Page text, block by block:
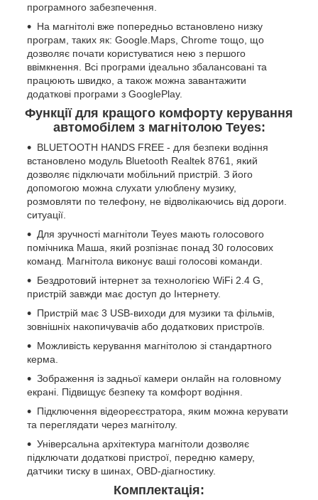
програмного забезпечення.
На магнітолі вже попередньо встановлено низку
програм, таких як: Google.Maps, Chrome тощо, що
дозволяє почати користуватися нею з першого
ввімкнення. Всі програми ідеально збалансовані та
працюють швидко, а також можна завантажити
додаткові програми з GooglePlay.
Функції для кращого комфорту керування
автомобілем з магнітолою Teyes:
BLUETOOTH HANDS FREE - для безпеки водіння
встановлено модуль Bluetooth Realtek 8761, який
дозволяє підключати мобільний пристрій. З його
допомогою можна слухати улюблену музику,
розмовляти по телефону, не відволікаючись від дороги.
ситуації.
Для зручності магнітоли Teyes мають голосового
помічника Маша, який розпізнає понад 30 голосових
команд. Магнітола виконує ваші голосові команди.
Бездротовий інтернет за технологією WiFi 2.4 G,
пристрій завжди має доступ до Інтернету.
Пристрій має 3 USB-виходи для музики та фільмів,
зовнішніх накопичувачів або додаткових пристроїв.
Можливість керування магнітолою зі стандартного
керма.
Зображення із задньої камери онлайн на головному
екрані. Підвищує безпеку та комфорт водіння.
Підключення відеореєстратора, яким можна керувати
та переглядати через магнітолу.
Універсальна архітектура магнітоли дозволяє
підключати додаткові пристрої, передню камеру,
датчики тиску в шинах, OBD-діагностику.
Комплектація: